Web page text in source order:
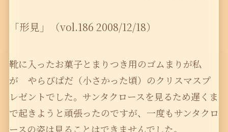
「形見」（vol.186 2008/12/18）
靴に入ったお菓子とまりつき用のゴムまりが私
が やらびぱだ（小さかった頃）のクリスマスプ
レゼントでした。サンタクロースを見るため遅くま
で起きようと頑張ったのですが、一度もサンタクロ
ースの姿は見ることはできませんでした。